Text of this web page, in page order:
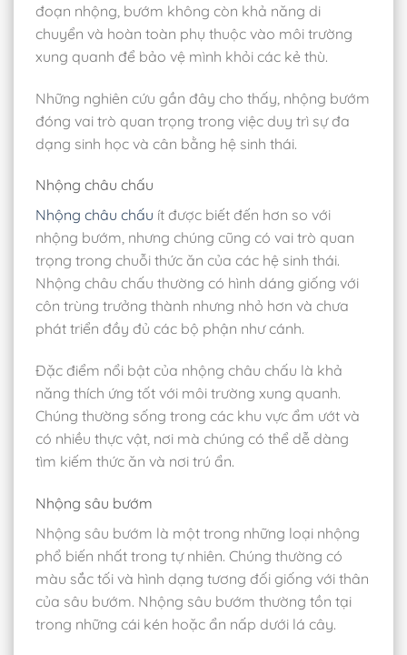
đoạn nhộng, bướm không còn khả năng di
chuyển và hoàn toàn phụ thuộc vào môi trường
xung quanh để bảo vệ mình khỏi các kẻ thù.
Những nghiên cứu gần đây cho thấy, nhộng bướm
đóng vai trò quan trọng trong việc duy trì sự đa
dạng sinh học và cân bằng hệ sinh thái.
Nhộng châu chấu
Nhộng châu chấu ít được biết đến hơn so với
nhộng bướm, nhưng chúng cũng có vai trò quan
trọng trong chuỗi thức ăn của các hệ sinh thái.
Nhộng châu chấu thường có hình dáng giống với
côn trùng trưởng thành nhưng nhỏ hơn và chưa
phát triển đầy đủ các bộ phận như cánh.
Đặc điểm nổi bật của nhộng châu chấu là khả
năng thích ứng tốt với môi trường xung quanh.
Chúng thường sống trong các khu vực ẩm ướt và
có nhiều thực vật, nơi mà chúng có thể dễ dàng
tìm kiếm thức ăn và nơi trú ẩn.
Nhộng sâu bướm
Nhộng sâu bướm là một trong những loại nhộng
phổ biến nhất trong tự nhiên. Chúng thường có
màu sắc tối và hình dạng tương đối giống với thân
của sâu bướm. Nhộng sâu bướm thường tồn tại
trong những cái kén hoặc ẩn nấp dưới lá cây.